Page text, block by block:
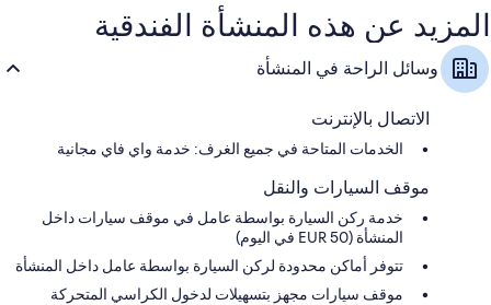
المزيد عن هذه المنشأة الفندقية
وسائل الراحة في المنشأة
الاتصال بالإنترنت
الخدمات المتاحة في جميع الغرف: خدمة واي فاي مجانية
موقف السيارات والنقل
خدمة ركن السيارة بواسطة عامل في موقف سيارات داخل
المنشأة (EUR 50 في اليوم)
تتوفر أماكن محدودة لركن السيارة بواسطة عامل داخل المنشأة
موقف سيارات مجهز بتسهيلات لدخول الكراسي المتحركة